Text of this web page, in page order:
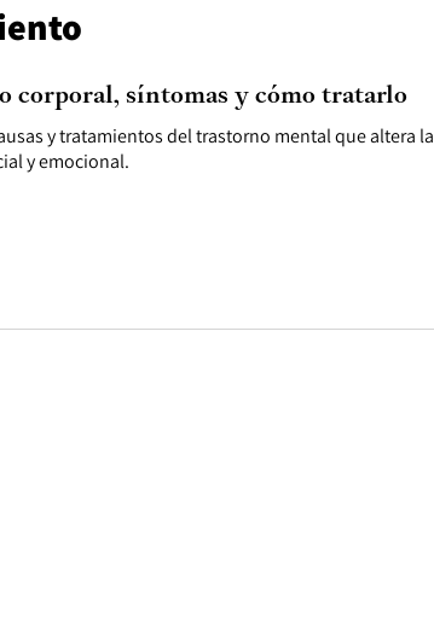
y tratamientos del trastorno mental que altera la
y emocional.
corporal, síntomas y cómo tratarlo